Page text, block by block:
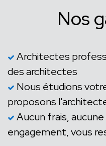
Nos
Architectes
des architectes
Nous étudions
proposons
Aucun frais,
engagement, vous